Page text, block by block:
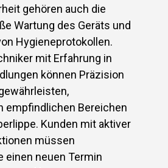
gehören auch die
Wartung des Geräts und
Hygieneprotokollen.
mit Erfahrung in
können Präzision
empfindlichen Bereichen
Kunden mit aktiver
müssen
einen neuen Termin